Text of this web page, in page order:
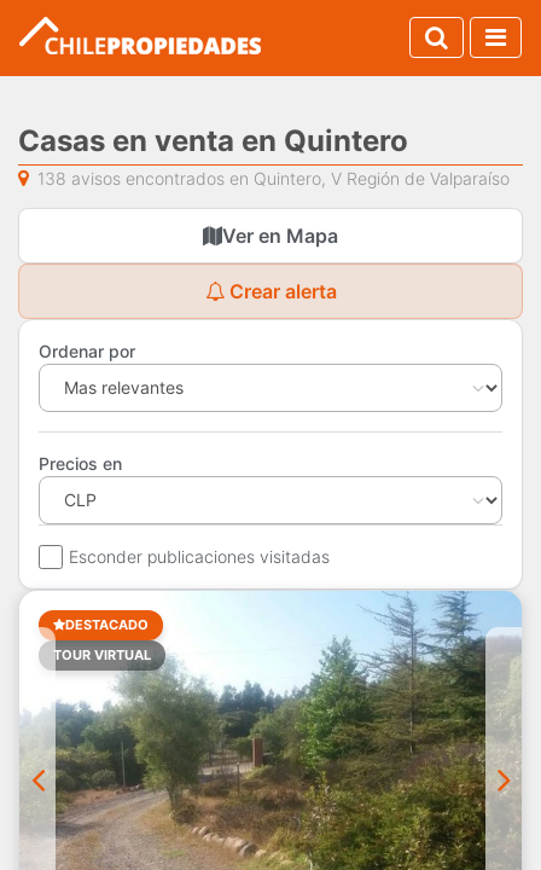
Casas en venta en Quintero
138 avisos encontrados en Quintero, V Región de Valparaíso
Ver en Mapa
Crear alerta
Ordenar por
Precios en
Esconder publicaciones visitadas
DESTACADO
TOUR VIRTUAL